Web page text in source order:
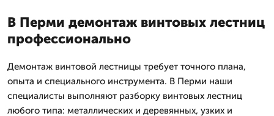
В Перми демонтаж винтовых лестниц
профессионально
Демонтаж винтовой лестницы требует точного плана,
опыта и специального инструмента. В Перми наши
специалисты выполняют разборку винтовых лестниц
любого типа: металлических и деревянных, узких и